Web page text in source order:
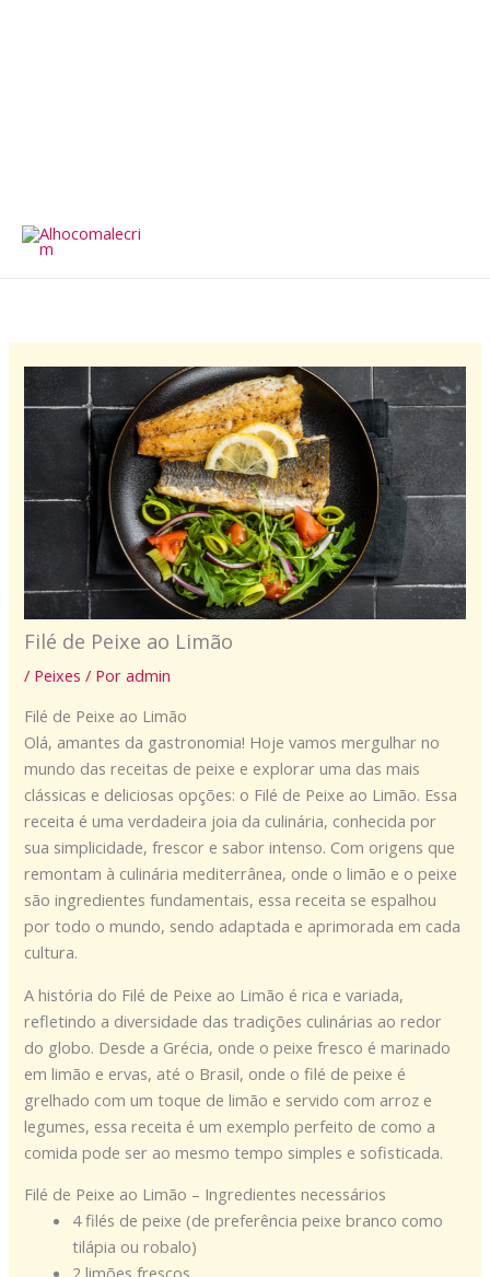
Filé de Peixe ao Limão
/ Peixes / Poradmin
Filé de Peixe ao Limão
Olá, amantes da gastronomia! Hoje vamos mergulhar no
mundo das receitas de peixe e explorar uma das mais
clássicas e deliciosas opções: o Filé de Peixe ao Limão. Essa
receita é uma verdadeira joia da culinária, conhecida por
sua simplicidade, frescor e sabor intenso. Com origens que
remontam à culinária mediterrânea, onde o limão e o peixe
são ingredientes fundamentais, essa receita se espalhou
por todo o mundo, sendo adaptada e aprimorada em cada
cultura.
A história do Filé de Peixe ao Limão é rica e variada,
refletindo a diversidade das tradições culinárias ao redor
do globo. Desde a Grécia, onde o peixe fresco é marinado
em limão e ervas, até o Brasil, onde o filé de peixe é
grelhado com um toque de limão e servido com arroz e
legumes, essa receita é um exemplo perfeito de como a
comida pode ser ao mesmo tempo simples e sofisticada.
Filé de Peixe ao Limão – Ingredientes necessários
4 filés de peixe (de preferência peixe branco como
tilápia ou robalo)